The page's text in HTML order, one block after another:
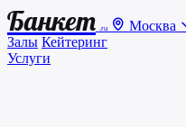
Банкет .ru
Москва
Залы Кейтеринг
Услуги